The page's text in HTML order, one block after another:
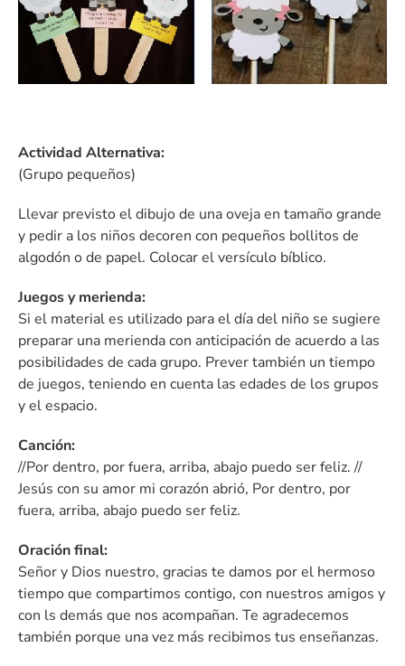
Actividad Alternativa:
(Grupo pequeños)
Llevar previsto el dibujo de una oveja en tamaño grande
y pedir a los niños decoren con pequeños bollitos de
algodón o de papel. Colocar el versículo bíblico.
Juegos y merienda:
Si el material es utilizado para el día del niño se sugiere
preparar una merienda con anticipación de acuerdo a las
posibilidades de cada grupo. Prever también un tiempo
de juegos, teniendo en cuenta las edades de los grupos
y el espacio.
Canción:
//Por dentro, por fuera, arriba, abajo puedo ser feliz. //
Jesús con su amor mi corazón abrió, Por dentro, por
fuera, arriba, abajo puedo ser feliz.
Oración final:
Señor y Dios nuestro, gracias te damos por el hermoso
tiempo que compartimos contigo, con nuestros amigos y
con ls demás que nos acompañan. Te agradecemos
también porque una vez más recibimos tus enseñanzas.